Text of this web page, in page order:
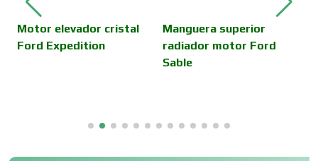
Cancelería de Aluminio
Capacitación
Motor elevador cristal
Ford Expedition
Manguera superior
radiador motor Ford
Sable